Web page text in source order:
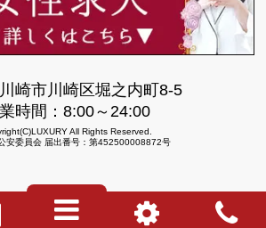
崎市川崎区堀之内町8-5
時間：8:00～24:00
All Rights Reserved.
安委員会 届出番号：第452500008872号